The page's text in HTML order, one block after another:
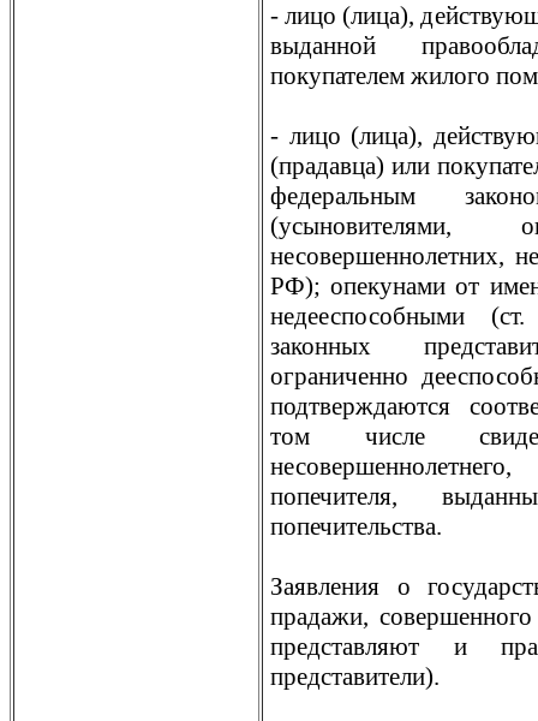
- лицо (лица),
выданной
покупателем жилого
- лицо (лица),
(прадавца) или
федеральным
несовершеннолетних,
РФ); опекунами от
недееспособными
законных
ограниченно
подтверждаются
том числе
попечителя,
попечительства.
Заявления о
прадажи,
представляют и
представители).